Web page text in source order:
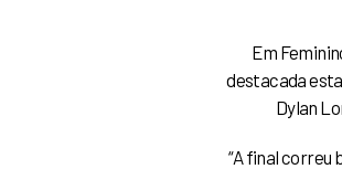
Em
destacada
Dylan
“A final correu